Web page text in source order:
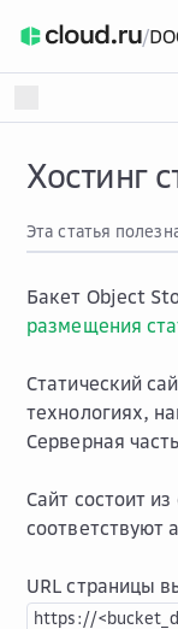
/
Хостинг
Эта статья
Бакет Object
размещения
Статический
технологиях,
Серверная
Сайт состоит
соответствуют
URL страницы
https://